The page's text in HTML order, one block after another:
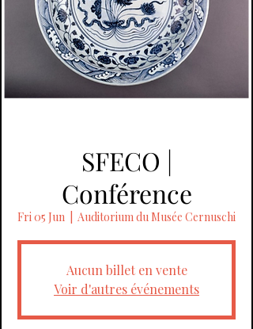
SFECO |
Conférence
Fri 05 Jun Auditorium du Musée Cernuschi
Aucun billet en vente
Voir d'autres événements